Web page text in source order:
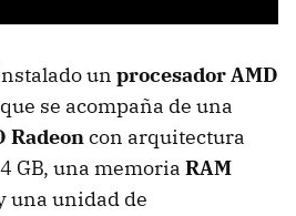
un procesador AMD
que se acompaña de una
Radeoncon arquitectura
GB, una memoria RAM
una unidad de